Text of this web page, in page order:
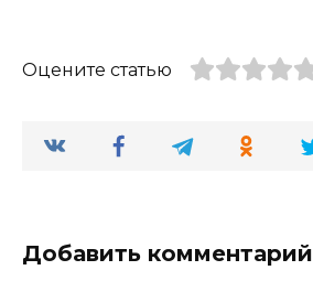
Оцените статью
Добавить комментарий